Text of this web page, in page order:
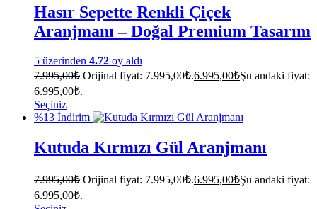
Hasır Sepette Renkli Çiçek
Aranjmanı – Doğal Premium Tasarım
5 üzerinden 4.72 oy aldı
7.995,00₺ Orijinal fiyat: 7.995,00₺.6.995,00₺Şu andaki fiyat:
6.995,00₺.
Seçiniz
%13 İndirim
Kutuda Kırmızı Gül Aranjmanı
7.995,00₺ Orijinal fiyat: 7.995,00₺.6.995,00₺Şu andaki fiyat:
6.995,00₺.